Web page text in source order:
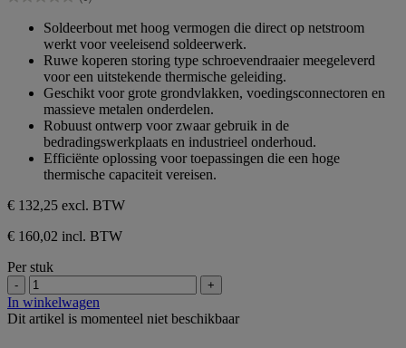
0.0
sterren.
Soldeerbout met hoog vermogen die direct op netstroom
werkt voor veeleisend soldeerwerk.
Ruwe koperen storing type schroevendraaier meegeleverd
voor een uitstekende thermische geleiding.
Geschikt voor grote grondvlakken, voedingsconnectoren en
massieve metalen onderdelen.
Robuust ontwerp voor zwaar gebruik in de
bedradingswerkplaats en industrieel onderhoud.
Efficiënte oplossing voor toepassingen die een hoge
thermische capaciteit vereisen.
€ 132,25 excl. BTW
€ 160,02 incl. BTW
Per stuk
- +
In winkelwagen
Dit artikel is momenteel niet beschikbaar